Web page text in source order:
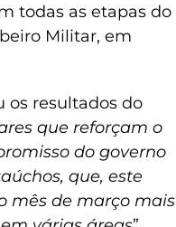
todas as etapas do
Militar, em
os resultados do
que reforçam o
do governo
que, este
mês de março mais